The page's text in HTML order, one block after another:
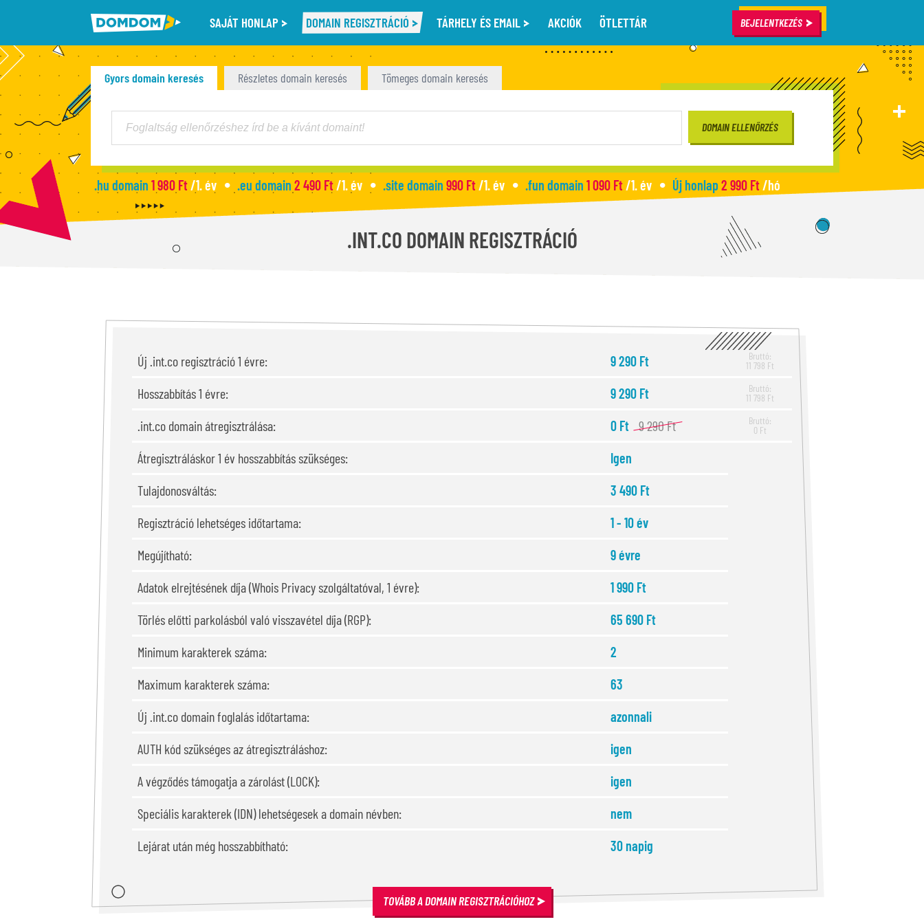
SAJÁT HONLAP DOMAIN REGISZTRÁCIÓ TÁRHELY ÉS EMAIL AKCIÓK ÖTLETTÁR BEJELENTKEZÉS
Gyors domain keresés Részletes domain keresés Tömeges domain keresés
.hu domain 1 980 Ft/1. év .eu domain 2 490 Ft/1. év .site domain 990 Ft/1. év .fun domain 1 090 Ft/1. év Új honlap 2 990 Ft/hó
.INT.CO DOMAIN REGISZTRÁCIÓ
Új .int.co regisztráció 1 évre: 9 290 Ft
Bruttó:
11 798 Ft
Hosszabbítás 1 évre: 9 290 Ft
Bruttó:
11 798 Ft
.int.co domain átregisztrálása: 0 Ft 9 290 Ft
Bruttó:
0 Ft
Átregisztráláskor 1 év hosszabbítás szükséges:
Igen
Tulajdonosváltás:
3 490 Ft
Regisztráció lehetséges időtartama:
1 - 10 év
Megújítható:
9 évre
Adatok elrejtésének díja (Whois Privacy szolgáltatóval, 1 évre):
1 990 Ft
Törlés előtti parkolásból való visszavétel díja (RGP):
65 690 Ft
Minimum karakterek száma:
2
Maximum karakterek száma:
63
Új .int.co domain foglalás időtartama:
azonnali
AUTH kód szükséges az átregisztráláshoz:
igen
A végződés támogatja a zárolást (LOCK):
igen
Speciális karakterek (IDN) lehetségesek a domain névben:
nem
Lejárat után még hosszabbítható:
30 napig
TOVÁBB A DOMAIN REGISZTRÁCIÓHOZ